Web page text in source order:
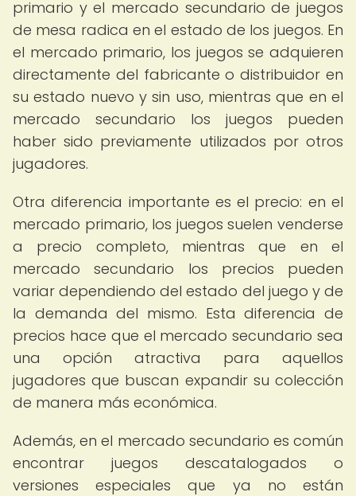
primario y el mercado secundario de juegos
de mesa radica en el estado de los juegos. En
el mercado primario, los juegos se adquieren
directamente del fabricante o distribuidor en
su estado nuevo y sin uso, mientras que en el
mercado secundario los juegos pueden
haber sido previamente utilizados por otros
jugadores.
Otra diferencia importante es el precio: en el
mercado primario, los juegos suelen venderse
a precio completo, mientras que en el
mercado secundario los precios pueden
variar dependiendo del estado del juego y de
la demanda del mismo. Esta diferencia de
precios hace que el mercado secundario sea
una opción atractiva para aquellos
jugadores que buscan expandir su colección
de manera más económica.
Además, en el mercado secundario es común
encontrar juegos descatalogados o
versiones especiales que ya no están